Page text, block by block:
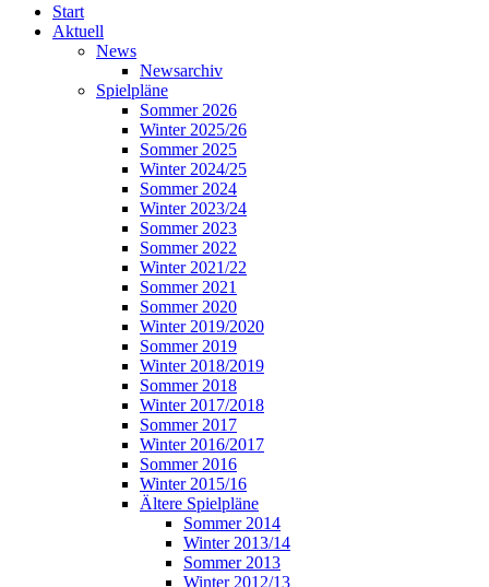
Start
Aktuell
News
Newsarchiv
Spielpläne
Sommer 2026
Winter 2025/26
Sommer 2025
Winter 2024/25
Sommer 2024
Winter 2023/24
Sommer 2023
Sommer 2022
Winter 2021/22
Sommer 2021
Sommer 2020
Winter 2019/2020
Sommer 2019
Winter 2018/2019
Sommer 2018
Winter 2017/2018
Sommer 2017
Winter 2016/2017
Sommer 2016
Winter 2015/16
Ältere Spielpläne
Sommer 2014
Winter 2013/14
Sommer 2013
Winter 2012/13